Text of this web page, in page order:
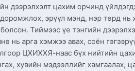
дээрэлхэлт цахим орчинд
эрүүл мэнд, нэр төрд нь
Тиймээс үе тэнгийн
нь арга хэмжээ авах, соён
ЦХИХХЯ-наас бүх нийтийн
хувийн мэдээллийг хамгаалах,